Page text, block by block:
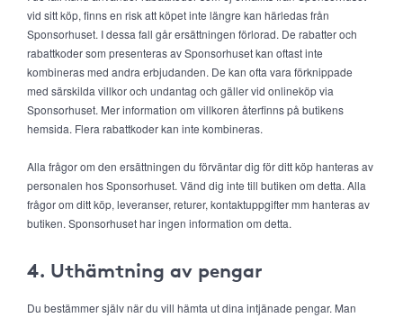
vid sitt köp, finns en risk att köpet inte längre kan härledas från
Sponsorhuset. I dessa fall går ersättningen förlorad. De rabatter och
rabattkoder som presenteras av Sponsorhuset kan oftast inte
kombineras med andra erbjudanden. De kan ofta vara förknippade
med särskilda villkor och undantag och gäller vid onlineköp via
Sponsorhuset. Mer information om villkoren återfinns på butikens
hemsida. Flera rabattkoder kan inte kombineras.
Alla frågor om den ersättningen du förväntar dig för ditt köp hanteras av
personalen hos Sponsorhuset. Vänd dig inte till butiken om detta. Alla
frågor om ditt köp, leveranser, returer, kontaktuppgifter mm hanteras av
butiken. Sponsorhuset har ingen information om detta.
4. Uthämtning av pengar
Du bestämmer själv när du vill hämta ut dina intjänade pengar. Man